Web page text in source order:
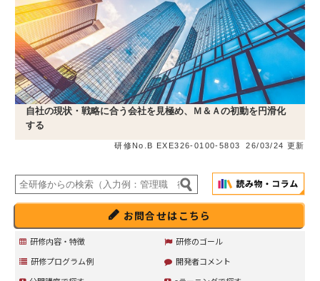
自社の現状・戦略に合う会社を見極め、Ｍ＆Ａの初動を円滑化
する
研修No.B EXE326-0100-5803 26/03/24 更新
お問合せはこちら
研修内容・特徴
研修のゴール
研修プログラム例
開発者コメント